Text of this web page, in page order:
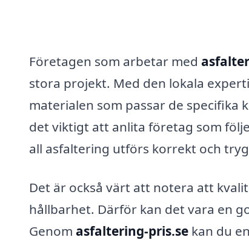
Företagen som arbetar med
stora projekt. Med den lokala
materialen som passar de
det viktigt att anlita företag som
all asfaltering utförs korrekt och
Det är också värt att notera att
hållbarhet. Därför kan det vara en
Genom asfaltering-pris.se kan du